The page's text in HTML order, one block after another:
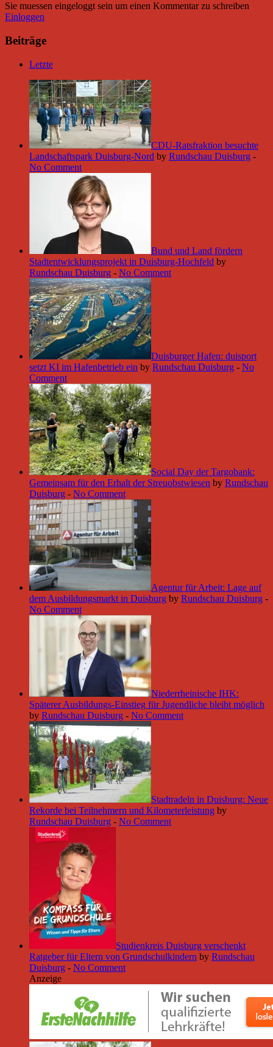
Sie muessen eingeloggt sein um einen Kommentar zu schreiben
Einloggen
Beiträge
Letzte
CDU-Ratsfraktion besuchte
Landschaftspark Duisburg-Nord by Rundschau Duisburg -
No Comment
Bund und Land fördern
Stadtentwicklungsprojekt in Duisburg-Hochfeld by
Rundschau Duisburg - No Comment
Duisburger Hafen: duisport
setzt KI im Hafenbetrieb ein by Rundschau Duisburg - No
Comment
Social Day der Targobank:
Gemeinsam für den Erhalt der Streuobstwiesen by Rundschau
Duisburg - No Comment
Agentur für Arbeit: Lage auf
dem Ausbildungsmarkt in Duisburg by Rundschau Duisburg -
No Comment
Niederrheinische IHK:
Späterer Ausbildungs-Einstieg für Jugendliche bleibt möglich
by Rundschau Duisburg - No Comment
Stadtradeln in Duisburg: Neue
Rekorde bei Teilnehmern und Kilometerleistung by
Rundschau Duisburg - No Comment
Studienkreis Duisburg verschenkt
Ratgeber für Eltern von Grundschulkindern by Rundschau
Duisburg - No Comment
Anzeige